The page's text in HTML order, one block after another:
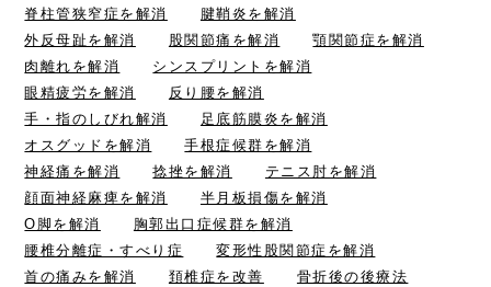
脊柱管狭窄症を解消
腱鞘炎を解消
外反母趾を解消
股関節痛を解消
顎関節症を解消
肉離れを解消
シンスプリントを解消
眼精疲労を解消
反り腰を解消
手・指のしびれ解消
足底筋膜炎を解消
オスグッドを解消
手根症候群を解消
神経痛を解消
捻挫を解消
テニス肘を解消
顔面神経麻痺を解消
半月板損傷を解消
O脚を解消
胸郭出口症候群を解消
腰椎分離症・すべり症
変形性股関節症を解消
首の痛みを解消
頚椎症を改善
骨折後の後療法